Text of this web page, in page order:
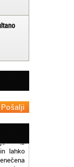
in
in
iz